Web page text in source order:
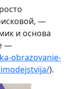
—
и основа
—
obrazovanie-
).